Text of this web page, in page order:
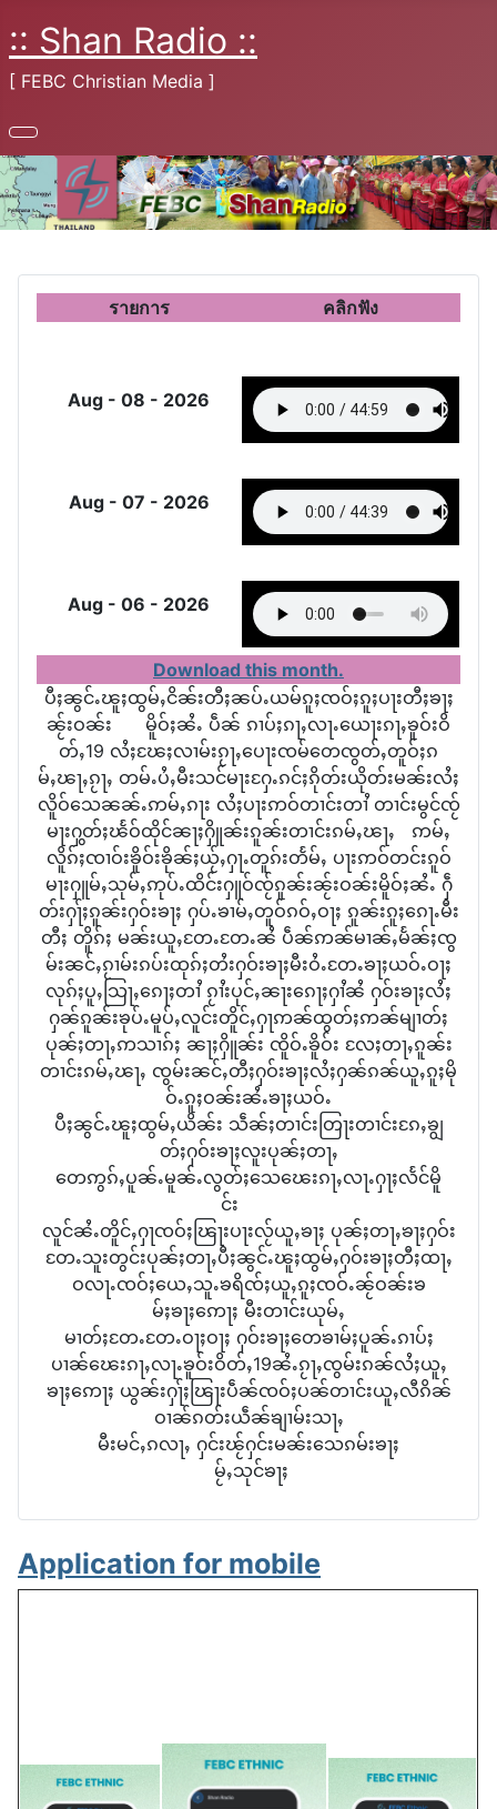
:: Shan Radio ::
[ FEBC Christian Media ]
รายการ คลิกฟัง
Aug - 08 - 2026
Aug - 07 - 2026
Aug - 06 - 2026
Download this month.
ပီႈၼွင်ႉၽူႈ​ထွမ်ႇငိၼ်းတီႈၼပ်ႉယမ်ၵူႈၸဝ်ႈၵူႈပႃးတီႈၶႃႈ​
ၼႂ်းဝၼ်း မိူဝ်ႈၼႆႉ ပဵၼ် ၵၢပ်ႈၵႃႇလႃႉယေႃးၵႃႇၶူဝ်းဝိ
တ်ႇ19 လႆႈၽႄႈလၢမ်းၵႂႃႇပေႃးၸမ်တေၸွတ်ႇတူဝ်ႈၵ
မ်ႇၽႃႇၵႂႃႇ တမ်ႉပႆႇမီးသင်မႃးႁႄႉၵင်ႈၵိုတ်းယိုတ်းမၼ်းလႆႈ
လိူဝ်သေၼၼ်ႉဢမ်ႇၵႃး လႆႈပႃးဢဝ်တၢင်းတၢႆ တၢင်းမွင်ၸႂ်
မႃးႁွတ်ႈၽႅဝ်ထိုင်ၼႃႈႁိူၼ်းၵူၼ်းတၢင်းၵမ်ႇၽႃႇ ဢမ်ႇ
လိူၵ်ႈၸၢဝ်းၶိူဝ်းၶိုၼ်ႈယႂ်ႇႁႃႉတူၵ်းတႅမ်ႇ ပႃးဢဝ်တင်းၵူဝ်
မႃးႁူမ်ႇသုမ်ႇဢုပ်ႉထိင်းႁူဝ်ၸႂ်ၵူၼ်းၼႂ်းဝၼ်းမိူဝ်ႈၼႆႉ ႁဵ
တ်းႁႃ်ႈၵူၼ်းႁဝ်းၶႃႈ​ ႁပ်ႉၶၢမ်ႇတူဝ်ၵဝ်ႇဝႃႈ ၵူၼ်းၵူႈၵေႃႉ​မီး​
တီႈ တိူၵ်ႈ မၼ်းယူႇတႄႉတႄႉၼႆ ပဵၼ်ဢၼ်မၢၼ်ႇမႅၼ်ႈၸွ
မ်းၼင်ႇၵႂၢမ်းၵပ်းထုၵ်ႈတႆးႁဝ်းၶႃႈမီးဝႆႉတႄႉၶႃႈယဝ်ႉဝႃႈ
လုၵ်ႈပူႇသြႃႇၵေႃႈတၢႆ ၵႂၢႆးပုင်ႇၼႃးၵေႃႈႁၢႆၼႆ ႁဝ်းၶႃႈလႆႈ
ႁၼ်ၵူၼ်းၶုပ်ႉမူပ်ႇလူင်းတိူင်ႇႁႃဢၼ်ထွတ်ႈဢၼ်မျၢတ်ႈ
ပုၼ်ႈတႃႇဢသၢၵ်ႈ ၼႃႈႁိူၼ်း ၸိူဝ်ႉၶိူဝ်း လႄႈ​တႃႇၵူၼ်း
တၢင်းၵမ်ႇၽႃႇ ၸွမ်းၼင်ႇတီႈႁဝ်းၶႃႈလႆႈႁၼ်ၵၼ်ယူႇၵူႈမို
ဝ်ႉၵူႈဝၼ်းၼႆႉၶႃႈယဝ်ႉ
ပီႈၼွင်ႉၽူႈထွမ်ႇယိၼ်း သဵၼ်ႈတၢင်း​တြႃးတၢင်းၵႄႇၶျွ
တ်ႈႁဝ်းၶႃႈလူးပုၼ်ႈတႃႇ
တေဢွၵ်ႇပူၼ်ႉမူၼ်ႉလွတ်ႈသေၽေးၵႃႇလႃႉႁႃႈလႅင်မိူ
င်း
လူင်ၼႆႉတိူင်ႇႁႃၸဝ်ႈၽြႃးပႃးလႂ်ယူႇၶႃႈ ပုၼ်ႈတႃႇၶႃႈႁဝ်း
တႄႉသူးတွင်းပုၼ်ႈတႃႇပီႈၼွင်ႉၽူႈထွမ်ႇႁဝ်းၶႃႈတီႈထႃႇ
ဝလႃႉၸဝ်ႈယေႇသူႉၶရိၸ်ႈယူႇၵူႈၸဝ်ႉၼႂ်ဝၼ်းၶ
မ်ႈၶႃႈဢေႃႈ မီး​တၢင်းယုမ်ႇ
မၢတ်ႈတႄႉတႄႉဝႃႈဝႃႈ ႁဝ်းၶႃႈတေၶၢမ်ႈပူၼ်ႉၵၢပ်ႈ
ပၢၼ်ၽေးၵႃႇလႃႉၶူဝ်းဝိတ်ႇ19ၼႆႉၵႂႃႇၸွမ်းၵၼ်လႆႈယူႇ
ၶႃႈဢေႃႈ ယွၼ်းႁႃ်ႈၽြႃးပဵၼ်ၸဝ်ႈပၼ်တၢင်းယူႇလီၵိၼ်
ဝၢၼ်ၵတ်းယဵၼ်ၶျၢမ်းသႃႇ
မီး​မင်ႇၵလႃႇ ႁင်းၽႂ်ႁင်းမၼ်းသေၵမ်းၶႃႈ
မႂ်ႇသုင်ၶႃႈ
Application for mobile